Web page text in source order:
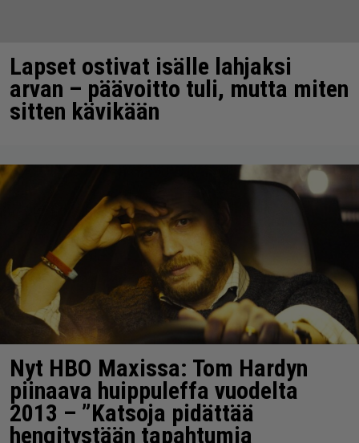
Lapset ostivat isälle lahjaksi
arvan – päävoitto tuli, mutta miten
sitten kävikään
Nyt HBO Maxissa: Tom Hardyn
piinaava huippuleffa vuodelta
2013 – ”Katsoja pidättää
hengitystään tapahtumia